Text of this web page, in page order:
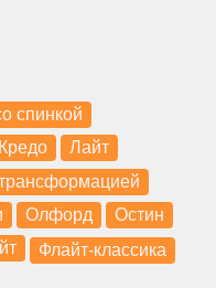
спинкой
Кредо
Лайт
Олфорд
Остин
Флайт-классика